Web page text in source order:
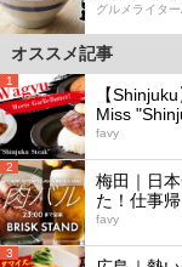
グルメライタ
オススメ記事
1
【
Miss
favy
2
梅田｜日
た！仕事
favy
3